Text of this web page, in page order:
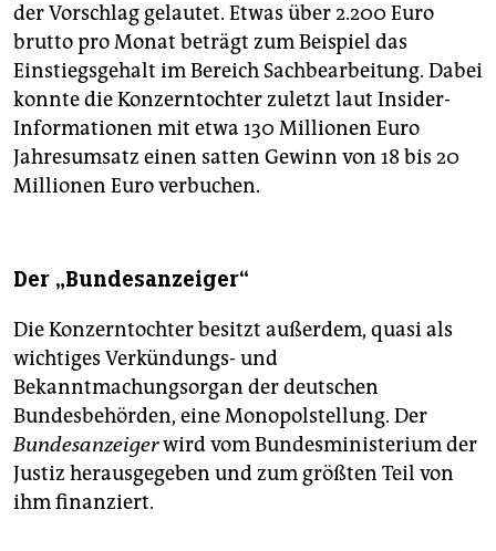
der Vorschlag gelautet. Etwas über 2.200 Euro
brutto pro Monat beträgt zum Beispiel das
Einstiegsgehalt im Bereich Sachbearbeitung. Dabei
konnte die Konzerntochter zuletzt laut Insider-
Informationen mit etwa 130 Millionen Euro
Jahresumsatz einen satten Gewinn von 18 bis 20
Millionen Euro verbuchen.
Der „Bundesanzeiger“
Die Konzerntochter besitzt außerdem, quasi als
wichtiges Verkündungs- und
Bekanntmachungsorgan der deutschen
Bundesbehörden, eine Monopolstellung. Der
Bundesanzeigerwird vom Bundesministerium der
Justiz herausgegeben und zum größten Teil von
ihm finanziert.